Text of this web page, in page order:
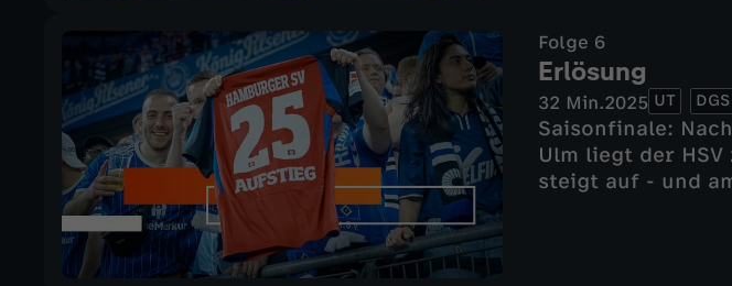
Folge 6
Erlösung
32 Min.2025 UT DGS
Saisonfinale:
Ulm liegt der
steigt auf - und